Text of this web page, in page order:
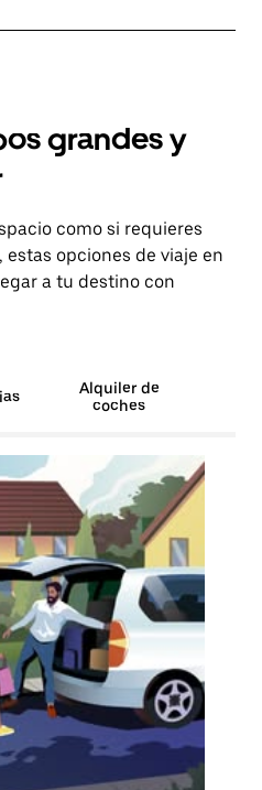
grandes y
como si requieres
opciones de viaje en
a tu destino con
Alquiler de
coches